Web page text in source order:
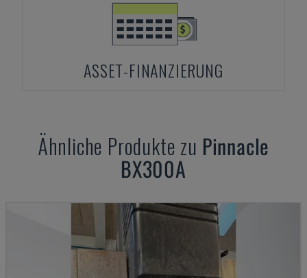
ASSET-FINANZIERUNG
Ähnliche Produkte zu Pinnacle
BX300A